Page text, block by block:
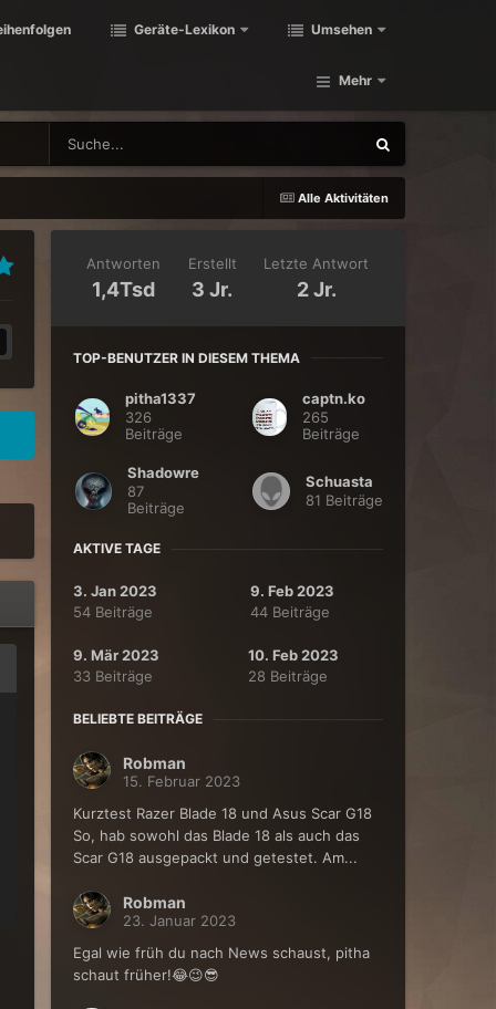
Geräte-Lexikon Umsehen
Mehr
Alle Aktivitäten
Antworten
1,4Tsd
Erstellt
3 Jr.
Letzte Antwort
2 Jr.
TOP-BENUTZER IN DIESEM THEMA
pitha1337
326
Beiträge
captn.ko
265
Beiträge
Shadowre
87
Beiträge
Schuasta
81 Beiträge
AKTIVE TAGE
3. Jan 2023
54 Beiträge
9. Feb 2023
44 Beiträge
9. Mär 2023
33 Beiträge
10. Feb 2023
28 Beiträge
BELIEBTE BEITRÄGE
Robman
15. Februar 2023
Kurztest Razer Blade 18 und Asus Scar G18
So, hab sowohl das Blade 18 als auch das
Scar G18 ausgepackt und getestet. Am...
Robman
23. Januar 2023
Egal wie früh du nach News schaust, pitha
schaut früher!😂😉😎